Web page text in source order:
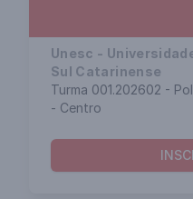
Unesc -
Sul Catarinense
Turma 001.202602 -
- Centro